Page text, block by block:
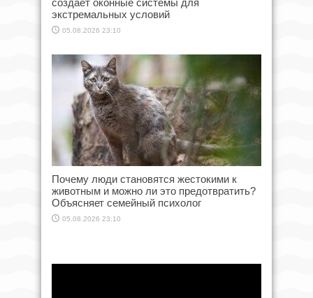
создаёт оконные системы для
экстремальных условий
05.08.2026 23:10
Почему люди становятся жестокими к
животным и можно ли это предотвратить?
Объясняет семейный психолог
05.08.2026 23:10